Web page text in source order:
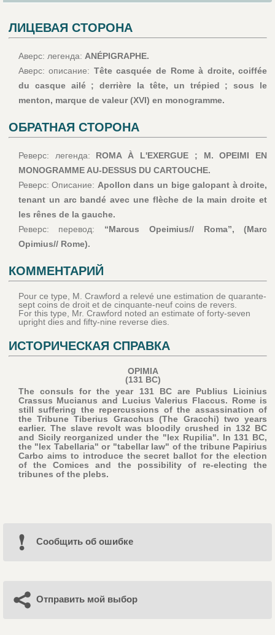
ЛИЦЕВАЯ СТОРОНА
Аверс: легенда: ANÉPIGRAPHE.
Аверс: описание: Tête casquée de Rome à droite, coiffée
du casque ailé ; derrière la tête, un trépied ; sous le
menton, marque de valeur (XVI) en monogramme.
ОБРАТНАЯ СТОРОНА
Реверс: легенда: ROMA À L'EXERGUE ; M. OPEIMI EN
MONOGRAMME AU-DESSUS DU CARTOUCHE.
Реверс: Описание: Apollon dans un bige galopant à droite,
tenant un arc bandé avec une flèche de la main droite et
les rênes de la gauche.
Реверс: перевод: “Marcus Opeimius// Roma”, (Marc
Opimius// Rome).
КОММЕНТАРИЙ
Pour ce type, M. Crawford a relevé une estimation de quarante-
sept coins de droit et de cinquante-neuf coins de revers.
For this type, Mr. Crawford noted an estimate of forty-seven
upright dies and fifty-nine reverse dies.
ИСТОРИЧЕСКАЯ СПРАВКА
OPIMIA
(131 BC)
The consuls for the year 131 BC are Publius Licinius
Crassus Mucianus and Lucius Valerius Flaccus. Rome is
still suffering the repercussions of the assassination of
the Tribune Tiberius Gracchus (The Gracchi) two years
earlier. The slave revolt was bloodily crushed in 132 BC
and Sicily reorganized under the "lex Rupilia". In 131 BC,
the "lex Tabellaria" or "tabellar law" of the tribune Papirius
Carbo aims to introduce the secret ballot for the election
of the Comices and the possibility of re-electing the
tribunes of the plebs.
Cообщить об ошибке
Отправить мой выбор